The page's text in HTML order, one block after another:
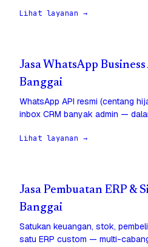
Lihat layanan →
Jasa WhatsApp
Banggai
WhatsApp API resmi (centang
inbox CRM banyak admin —
Lihat layanan →
Jasa Pembuatan ERP &
Banggai
Satukan keuangan, stok,
satu ERP custom — multi-